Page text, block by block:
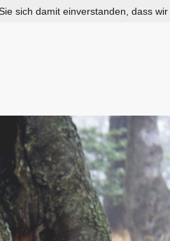
sich damit einverstanden, dass wir